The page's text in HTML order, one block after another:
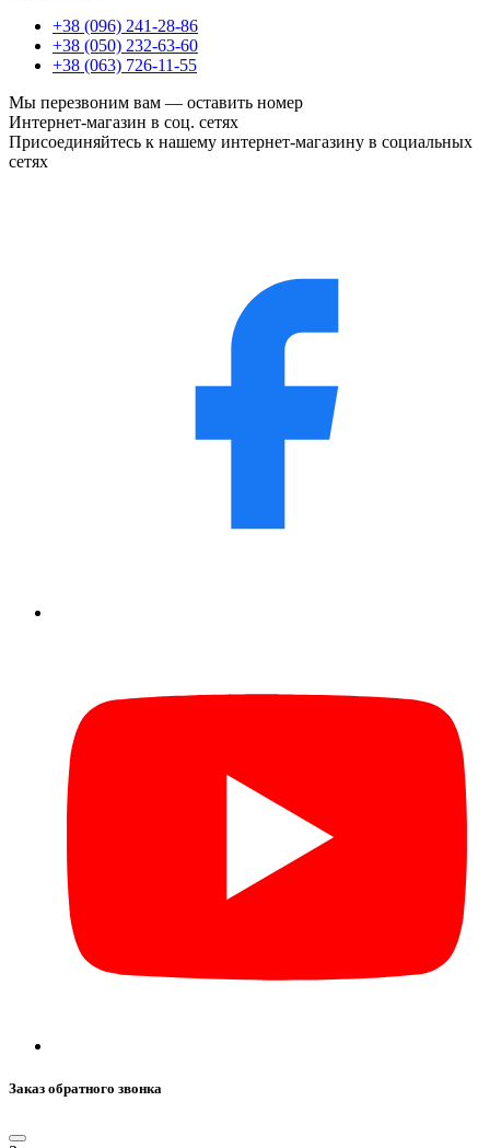
+38 (096) 241-28-86
+38 (050) 232-63-60
+38 (063) 726-11-55
Мы перезвоним вам — оставить номер
Интернет-магазин в соц. сетях
Присоединяйтесь к нашему интернет-магазину в социальных
сетях
Заказ обратного звонка